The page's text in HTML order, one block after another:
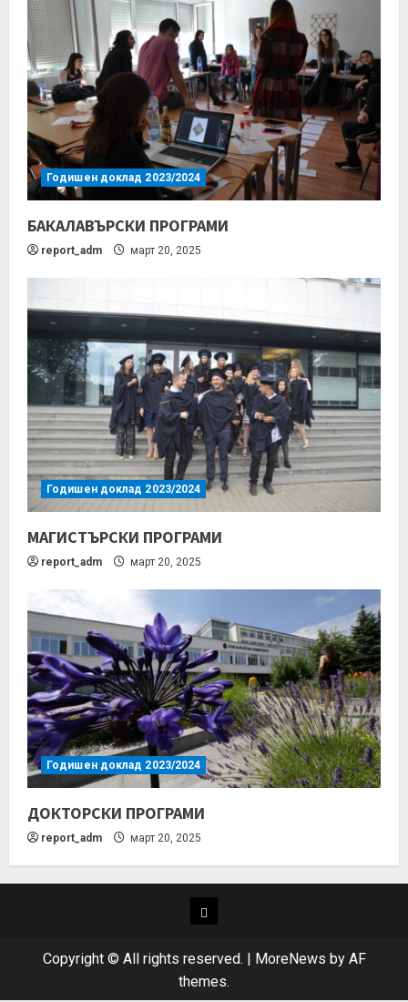
Годишен доклад 2023/2024
БАКАЛАВЪРСКИ ПРОГРАМИ
report_adm март 20, 2025
Годишен доклад 2023/2024
МАГИСТЪРСКИ ПРОГРАМИ
report_adm март 20, 2025
Годишен доклад 2023/2024
ДОКТОРСКИ ПРОГРАМИ
report_adm март 20, 2025
Copyright © All rights reserved. MoreNews by AF
themes.